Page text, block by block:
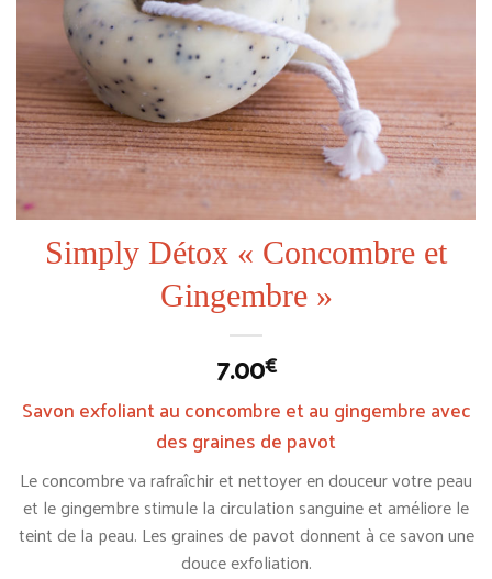
Simply Détox « Concombre et
Gingembre »
7.00€
Savon exfoliant au concombre et au gingembre avec
des graines de pavot
Le concombre va rafraîchir et nettoyer en douceur votre peau
et le gingembre stimule la circulation sanguine et améliore le
teint de la peau. Les graines de pavot donnent à ce savon une
douce exfoliation.